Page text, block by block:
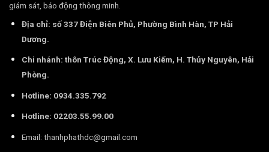
giám sát, báo động thông minh.
Địa chỉ: số 337 Điện Biên Phủ, Phường Bình Hàn, TP Hải
Dương.
Chi nhánh: thôn Trúc Động, X. Lưu Kiếm, H. Thủy Nguyên, Hải
Phòng.
Hotline: 0934.335.792
Hotline: 02203.55.99.00
Email: thanhphathdc@gmail.com